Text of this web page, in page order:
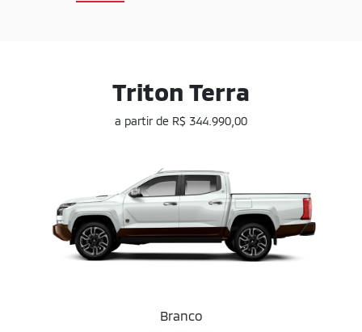
Triton Terra
a partir de R$ 344.990,00
Branco